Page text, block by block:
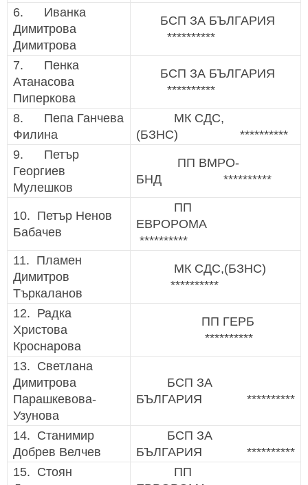
6. Иванка
Димитрова
Димитрова
БСП ЗА БЪЛГАРИЯ
**********
7. Пенка
Атанасова
Пиперкова
БСП ЗА БЪЛГАРИЯ
**********
8. Пепа Ганчева
Филина
МК СДС,
(БЗНС) **********
9. Петър
Георгиев
Мулешков
ПП ВМРО-
БНД **********
10. Петър Ненов
Бабачев
ПП
ЕВРОРОМА
**********
11. Пламен
Димитров
Търкаланов
МК СДС,(БЗНС)
**********
12. Радка
Христова
Кроснарова
ПП ГЕРБ
**********
13. Светлана
Димитрова
Парашкевова-
Узунова
БСП ЗА
БЪЛГАРИЯ **********
14. Станимир
Добрев Велчев
БСП ЗА
БЪЛГАРИЯ **********
15. Стоян
ПП